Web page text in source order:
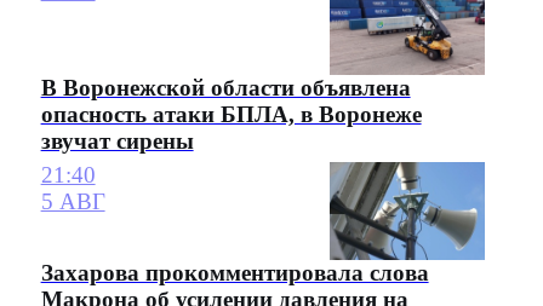
В Воронежской области объявлена
опасность атаки БПЛА, в Воронеже
звучат сирены
21:40
5 АВГ
Захарова прокомментировала слова
Макрона об усилении давления на